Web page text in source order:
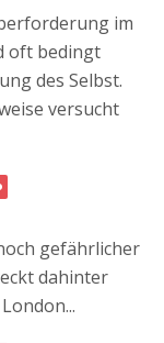
im
oft bedingt
des Selbst.
versucht
gefährlicher
dahinter